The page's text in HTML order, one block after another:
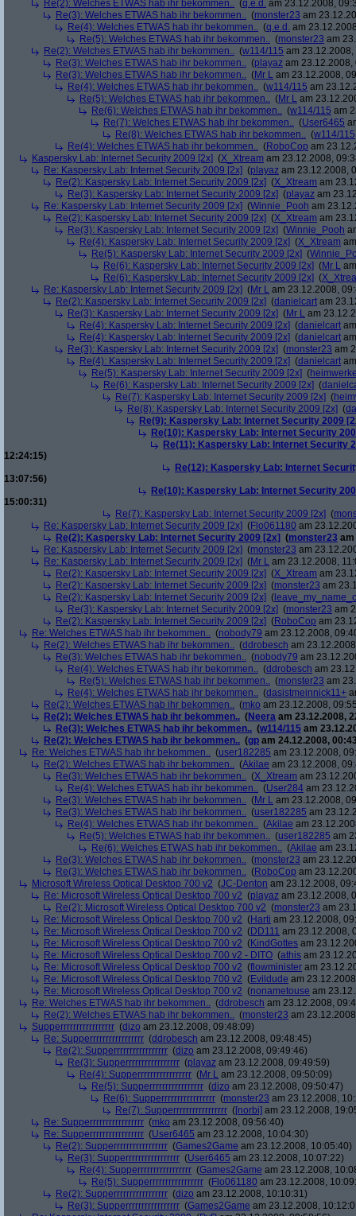
Re(2): Welches ETWAS hab ihr bekommen.. (q.e.d. am 23.12.2008,
Re(3): Welches ETWAS hab ihr bekommen.. (monster23 am
Re(4): Welches ETWAS hab ihr bekommen.. (q.e.d. am
Re(5): Welches ETWAS hab ihr bekommen.. (monster23 am
Re(2): Welches ETWAS hab ihr bekommen.. (w114/115 am
Re(3): Welches ETWAS hab ihr bekommen.. (playaz am 23.12.2008,
Re(3): Welches ETWAS hab ihr bekommen.. (Mr L am 23.12.2008,
Re(4): Welches ETWAS hab ihr bekommen.. (w114/115 am
Re(5): Welches ETWAS hab ihr bekommen.. (Mr L am
Re(6): Welches ETWAS hab ihr bekommen.. (w114/115 am
Re(7): Welches ETWAS hab ihr bekommen.. (User6465
Re(8): Welches ETWAS hab ihr bekommen.. (w114/115
Re(4): Welches ETWAS hab ihr bekommen.. (RoboCop am
Kaspersky Lab: Internet Security 2009 [2x] (X_Xtream am 23.12.2008,
Re: Kaspersky Lab: Internet Security 2009 [2x] (playaz am 23.12.2008,
Re(2): Kaspersky Lab: Internet Security 2009 [2x] (X_Xtream am
Re(3): Kaspersky Lab: Internet Security 2009 [2x] (playaz am
Re: Kaspersky Lab: Internet Security 2009 [2x] (Winnie_Pooh am
Re(2): Kaspersky Lab: Internet Security 2009 [2x] (X_Xtream am
Re(3): Kaspersky Lab: Internet Security 2009 [2x] (Winnie_Pooh
Re(4): Kaspersky Lab: Internet Security 2009 [2x] (X_Xtream
Re(5): Kaspersky Lab: Internet Security 2009 [2x] (
Re(6): Kaspersky Lab: Internet Security 2009 [2x] (Mr L
Re(6): Kaspersky Lab: Internet Security 2009 [2x] (
Re: Kaspersky Lab: Internet Security 2009 [2x] (Mr L am 23.12.2008,
Re(2): Kaspersky Lab: Internet Security 2009 [2x] (danielcart am
Re(3): Kaspersky Lab: Internet Security 2009 [2x] (Mr L am
Re(4): Kaspersky Lab: Internet Security 2009 [2x] (danielcart
Re(4): Kaspersky Lab: Internet Security 2009 [2x] (danielcart
Re(3): Kaspersky Lab: Internet Security 2009 [2x] (monster23 am
Re(4): Kaspersky Lab: Internet Security 2009 [2x] (danielcart
Re(5): Kaspersky Lab: Internet Security 2009 [2x] (
Re(6): Kaspersky Lab: Internet Security 2009 [2x] (
Re(7): Kaspersky Lab: Internet Security 2009 [2x] (
Re(8): Kaspersky Lab: Internet Security 2009 [2x] (
Re(9): Kaspersky Lab: Internet Security 2009
Re(10): Kaspersky Lab: Internet Security
Re(11): Kaspersky Lab: Internet Security
12:24:15)
Re(12): Kaspersky Lab: Internet
13:07:56)
Re(10): Kaspersky Lab: Internet Security
15:00:31)
Re(7): Kaspersky Lab: Internet Security 2009 [2x] (
Re: Kaspersky Lab: Internet Security 2009 [2x] (Flo061180 am
Re(2): Kaspersky Lab: Internet Security 2009 [2x] (monster23 am
Re: Kaspersky Lab: Internet Security 2009 [2x] (monster23 am
Re: Kaspersky Lab: Internet Security 2009 [2x] (Mr L am 23.12.2008,
Re(2): Kaspersky Lab: Internet Security 2009 [2x] (X_Xtream am
Re(2): Kaspersky Lab: Internet Security 2009 [2x] (monster23 am
Re(2): Kaspersky Lab: Internet Security 2009 [2x] (
Re(3): Kaspersky Lab: Internet Security 2009 [2x] (monster23 am
Re(2): Kaspersky Lab: Internet Security 2009 [2x] (RoboCop am
Re: Welches ETWAS hab ihr bekommen.. (nobody79 am 23.12.2008,
Re(2): Welches ETWAS hab ihr bekommen.. (ddrobesch am
Re(3): Welches ETWAS hab ihr bekommen.. (nobody79 am
Re(4): Welches ETWAS hab ihr bekommen.. (ddrobesch am
Re(5): Welches ETWAS hab ihr bekommen.. (monster23 am
Re(4): Welches ETWAS hab ihr bekommen.. (dasistmeinnick11+
Re(2): Welches ETWAS hab ihr bekommen.. (mko am 23.12.2008,
Re(2): Welches ETWAS hab ihr bekommen.. (Neera am 23.12.2008,
Re(3): Welches ETWAS hab ihr bekommen.. (w114/115 am
Re(2): Welches ETWAS hab ihr bekommen.. (gp am 24.12.2008,
Re: Welches ETWAS hab ihr bekommen.. (user182285 am 23.12.2008,
Re(2): Welches ETWAS hab ihr bekommen.. (Akilae am 23.12.2008,
Re(3): Welches ETWAS hab ihr bekommen.. (X_Xtream am
Re(4): Welches ETWAS hab ihr bekommen.. (User284 am
Re(3): Welches ETWAS hab ihr bekommen.. (Mr L am 23.12.2008,
Re(3): Welches ETWAS hab ihr bekommen.. (user182285 am
Re(4): Welches ETWAS hab ihr bekommen.. (Akilae am
Re(5): Welches ETWAS hab ihr bekommen.. (user182285 am
Re(6): Welches ETWAS hab ihr bekommen.. (Akilae am
Re(3): Welches ETWAS hab ihr bekommen.. (monster23 am
Re(3): Welches ETWAS hab ihr bekommen.. (RoboCop am
Microsoft Wireless Optical Desktop 700 v2 (JC-Denton am 23.12.2008,
Re: Microsoft Wireless Optical Desktop 700 v2 (playaz am 23.12.2008,
Re(2): Microsoft Wireless Optical Desktop 700 v2 (monster23 am
Re: Microsoft Wireless Optical Desktop 700 v2 (Harti am 23.12.2008,
Re: Microsoft Wireless Optical Desktop 700 v2 (DD111 am 23.12.2008,
Re: Microsoft Wireless Optical Desktop 700 v2 (KindGottes am
Re: Microsoft Wireless Optical Desktop 700 v2 - DITO (athis am
Re: Microsoft Wireless Optical Desktop 700 v2 (flowminister am
Re: Microsoft Wireless Optical Desktop 700 v2 (Evildude am
Re: Microsoft Wireless Optical Desktop 700 v2 (nonametouse am
Re: Welches ETWAS hab ihr bekommen.. (ddrobesch am 23.12.2008,
Re(2): Welches ETWAS hab ihr bekommen.. (monster23 am
Supperrrrrrrrrrrrrrrrr (dizo am 23.12.2008, 09:48:09)
Re: Supperrrrrrrrrrrrrrrrr (ddrobesch am 23.12.2008, 09:48:45)
Re(2): Supperrrrrrrrrrrrrrrrr (dizo am 23.12.2008, 09:49:46)
Re(3): Supperrrrrrrrrrrrrrrrr (playaz am 23.12.2008, 09:49:59)
Re(4): Supperrrrrrrrrrrrrrrrr (Mr L am 23.12.2008, 09:50:09)
Re(5): Supperrrrrrrrrrrrrrrrr (dizo am 23.12.2008, 09:50:47)
Re(6): Supperrrrrrrrrrrrrrrrr (monster23 am 23.12.2008,
Re(7): Supperrrrrrrrrrrrrrrrr ([norbi] am 23.12.2008,
Re: Supperrrrrrrrrrrrrrrrr (mko am 23.12.2008, 09:56:40)
Re: Supperrrrrrrrrrrrrrrrr (User6465 am 23.12.2008, 10:04:30)
Re(2): Supperrrrrrrrrrrrrrrrr (Games2Game am 23.12.2008, 10:05:40)
Re(3): Supperrrrrrrrrrrrrrrrr (User6465 am 23.12.2008, 10:07:22)
Re(4): Supperrrrrrrrrrrrrrrrr (Games2Game am 23.12.2008,
Re(5): Supperrrrrrrrrrrrrrrrr (Flo061180 am 23.12.2008,
Re(2): Supperrrrrrrrrrrrrrrrr (dizo am 23.12.2008, 10:10:31)
Re(3): Supperrrrrrrrrrrrrrrrr (Games2Game am 23.12.2008,